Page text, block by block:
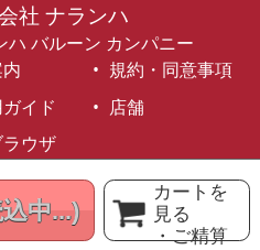
中...)
カートを
見る
・ご精算
社 ナランハ
ハ バルーン カンパニー
規約・同意事項
イド
店舗
ウザ
Inc. All Rights Reserved.